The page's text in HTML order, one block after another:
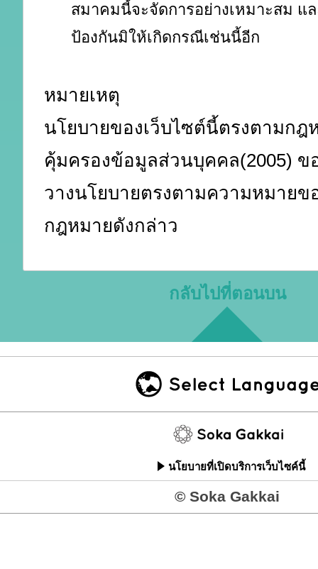
สมาคมนี้จะจัดการอย่างเหมาะสม แ
ป้องกันมิให้เกิดกรณีเช่นนี้อีก
หมายเหตุ
นโยบายของเว็บไซต์นี้ตรงตามกฎ
คุ้มครองข้อมูลส่วนบุคคล(2005) ข
วางนโยบายตรงตามความหมายข
กฎหมายดังกล่าว
กลับไปที่ตอนบน
นโยบายที่เปิดบริการเว็บไซค์นี้
© Soka Gakkai